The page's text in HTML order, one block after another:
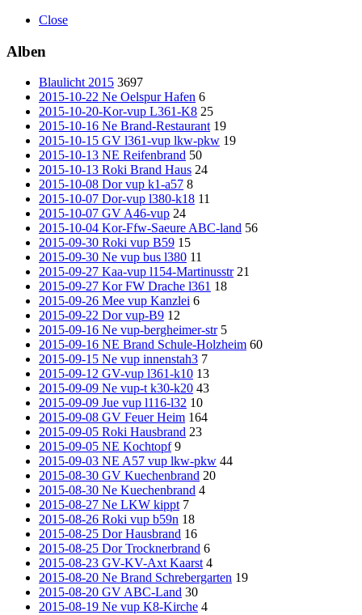
Close
Alben
Blaulicht 2015 3697
2015-10-22 Ne Oelspur Hafen 6
2015-10-20-Kor-vup L361-K8 25
2015-10-16 Ne Brand-Restaurant 19
2015-10-15 GV l361-vup lkw-pkw 19
2015-10-13 NE Reifenbrand 50
2015-10-13 Roki Brand Haus 24
2015-10-08 Dor vup k1-a57 8
2015-10-07 Dor-vup l380-k18 11
2015-10-07 GV A46-vup 24
2015-10-04 Kor-Ffw-Saeure ABC-land 56
2015-09-30 Roki vup B59 15
2015-09-30 Ne vup bus l380 11
2015-09-27 Kaa-vup l154-Martinusstr 21
2015-09-27 Kor FW Drache l361 18
2015-09-26 Mee vup Kanzlei 6
2015-09-22 Dor vup-B9 12
2015-09-16 Ne vup-bergheimer-str 5
2015-09-16 NE Brand Schule-Holzheim 60
2015-09-15 Ne vup innenstah3 7
2015-09-12 GV-vup l361-k10 13
2015-09-09 Ne vup-t k30-k20 43
2015-09-09 Jue vup l116-l32 10
2015-09-08 GV Feuer Heim 164
2015-09-05 Roki Hausbrand 23
2015-09-05 NE Kochtopf 9
2015-09-03 NE A57 vup lkw-pkw 44
2015-08-30 GV Kuechenbrand 20
2015-08-30 Ne Kuechenbrand 4
2015-08-27 Ne LKW kippt 7
2015-08-26 Roki vup b59n 18
2015-08-25 Dor Hausbrand 16
2015-08-25 Dor Trocknerbrand 6
2015-08-23 GV-KV-Axt Kaarst 4
2015-08-20 Ne Brand Schrebergarten 19
2015-08-20 GV ABC-Land 30
2015-08-19 Ne vup K8-Kirche 4